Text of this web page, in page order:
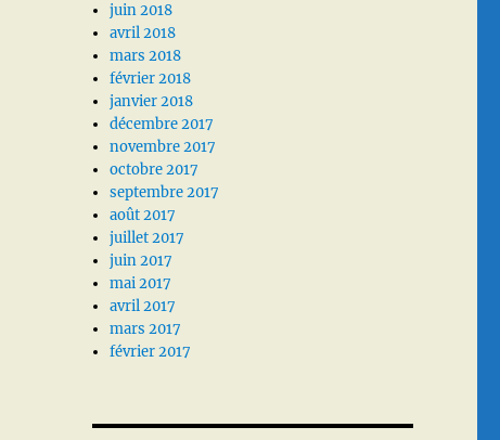
juin 2018
avril 2018
mars 2018
février 2018
janvier 2018
décembre 2017
novembre 2017
octobre 2017
septembre 2017
août 2017
juillet 2017
juin 2017
mai 2017
avril 2017
mars 2017
février 2017